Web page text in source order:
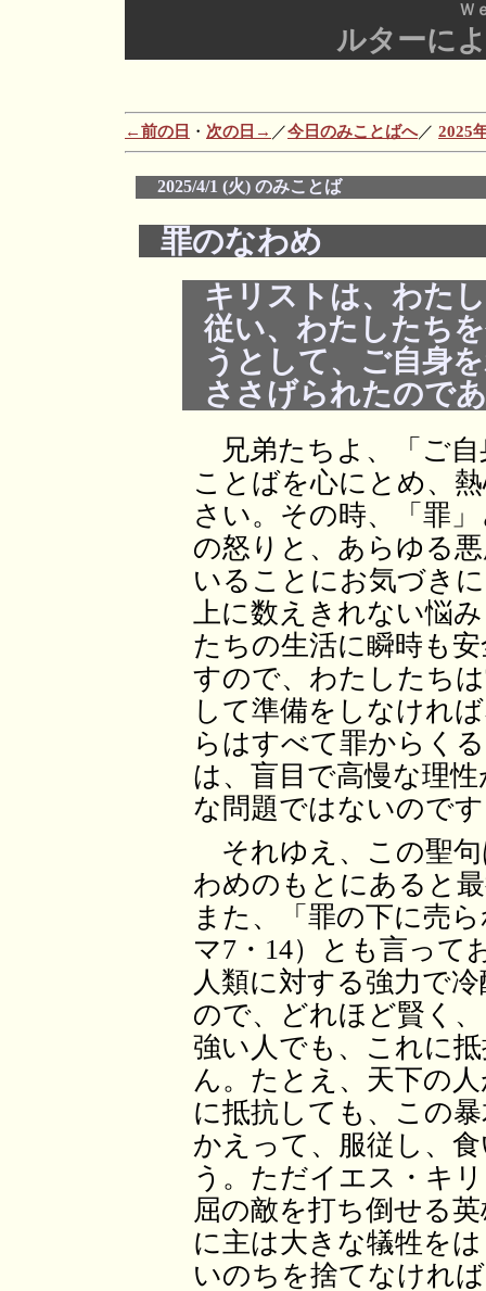
Ｗ
ルターに
←前の日 ・ 次の日→ ／今日のみことばへ／ 2025
2025/4/1 (火) のみことば
罪のなわめ
キリストは、わた
従い、わたしたち
うとして、ご自身
ささげられたので
兄弟たちよ、「ご
ことばを心にとめ、
さい。その時、「罪
の怒りと、あらゆる
いることにお気づき
上に数えきれない悩
たちの生活に瞬時も
すので、わたしたち
して準備をしなけれ
らはすべて罪からく
は、盲目で高慢な理
な問題ではないので
それゆえ、この聖
わめのもとにあると
また、「罪の下に売
マ7・14）とも言って
人類に対する強力で
ので、どれほど賢く
強い人でも、これに
ん。たとえ、天下の
に抵抗しても、この
かえって、服従し、
う。ただイエス・キ
屈の敵を打ち倒せる
に主は大きな犠牲を
いのちを捨てなけれ